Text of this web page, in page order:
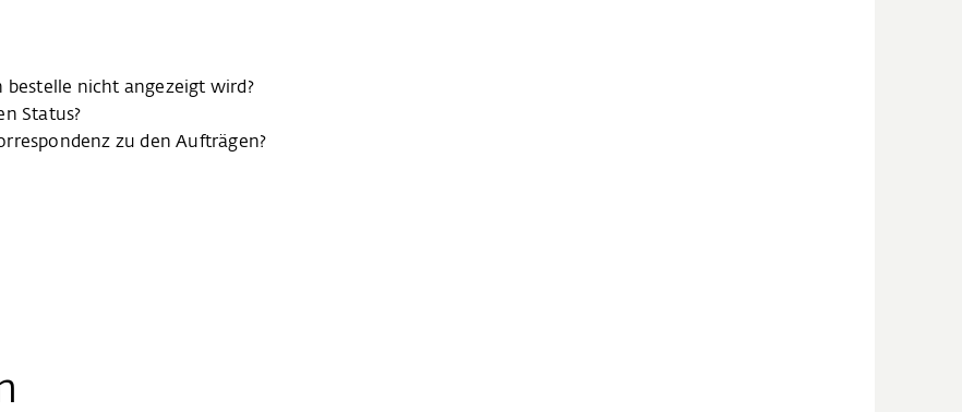
bestelle nicht angezeigt wird?
Status?
zu den Aufträgen?